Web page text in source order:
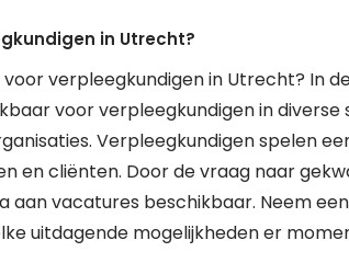
in Utrecht?
verpleegkundigen in Utrecht? In
voor verpleegkundigen in diverse
Verpleegkundigen spelen
en cliënten. Door de vraag naar
vacatures beschikbaar. Neem
uitdagende mogelijkheden er